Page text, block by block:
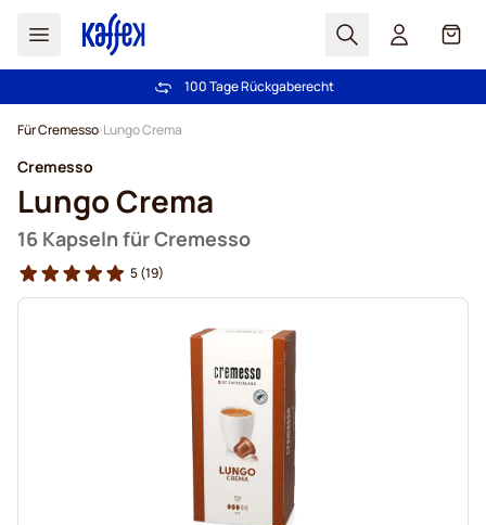
Suchen Cart
Kostenlos Lieferung über € 49
100 Tage Rückgaberecht
Für Cremesso Lungo Crema
Cremesso
Lungo Crema
16 Kapseln für Cremesso
5(19)